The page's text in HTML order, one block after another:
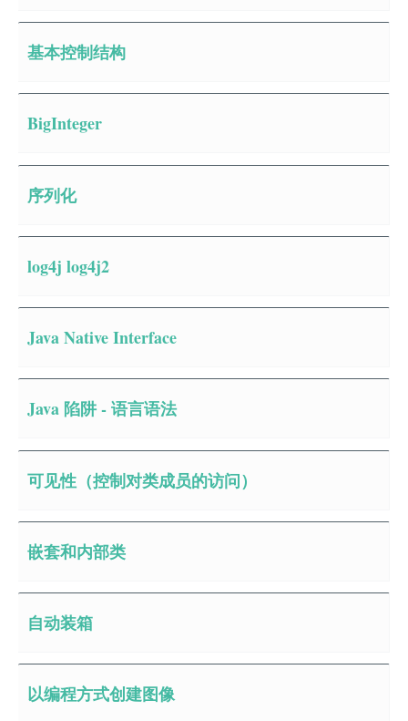
基本控制结构
BigInteger
序列化
log4j log4j2
Java Native Interface
Java 陷阱 - 语言语法
可见性（控制对类成员的访问）
嵌套和内部类
自动装箱
以编程方式创建图像